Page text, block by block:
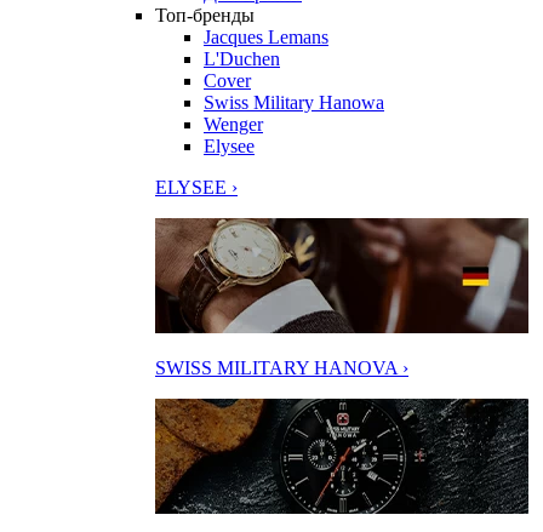
Топ-бренды
Jacques Lemans
L'Duchen
Cover
Swiss Military Hanowa
Wenger
Elysee
ELYSEE ›
SWISS MILITARY HANOVA ›